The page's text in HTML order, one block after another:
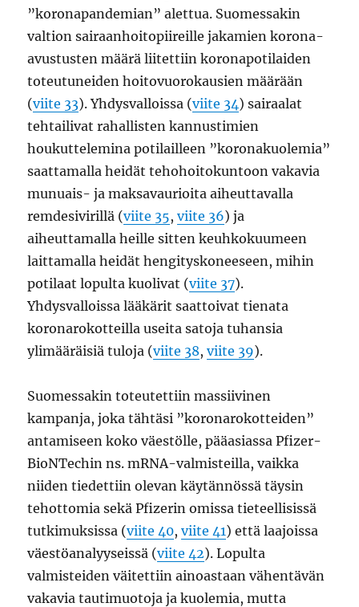
”koronapandemian” alettua. Suomessakin
valtion sairaanhoitopiireille jakamien korona-
avustusten määrä liitettiin koronapotilaiden
toteutuneiden hoitovuorokausien määrään
(viite 33). Yhdysvalloissa (viite 34) sairaalat
tehtailivat rahallisten kannustimien
houkuttelemina potilailleen ”koronakuolemia”
saattamalla heidät tehohoitokuntoon vakavia
munuais- ja maksavaurioita aiheuttavalla
remdesivirillä (viite 35,viite 36) ja
aiheuttamalla heille sitten keuhkokuumeen
laittamalla heidät hengityskoneeseen, mihin
potilaat lopulta kuolivat (viite 37).
Yhdysvalloissa lääkärit saattoivat tienata
koronarokotteilla useita satoja tuhansia
ylimääräisiä tuloja (viite 38,viite 39).
Suomessakin toteutettiin massiivinen
kampanja, joka tähtäsi ”koronarokotteiden”
antamiseen koko väestölle, pääasiassa Pfizer-
BioNTechin ns. mRNA-valmisteilla, vaikka
niiden tiedettiin olevan käytännössä täysin
tehottomia sekä Pfizerin omissa tieteellisissä
tutkimuksissa (viite 40,viite 41) että laajoissa
väestöanalyyseissä (viite 42). Lopulta
valmisteiden väitettiin ainoastaan vähentävän
vakavia tautimuotoja ja kuolemia, mutta